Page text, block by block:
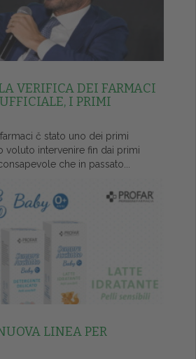
VERIFICA DEI FARMACI
I PRIMI
č stato uno dei primi
voluto intervenire fin dai primi
che in passato...
LINEA PER